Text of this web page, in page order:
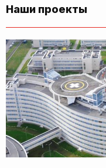
Наши проекты